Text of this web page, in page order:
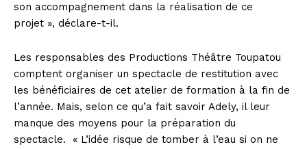
son accompagnement dans la réalisation de ce
projet », déclare-t-il.
Les responsables des Productions Théâtre Toupatou
comptent organiser un spectacle de restitution avec
les bénéficiaires de cet atelier de formation à la fin de
l’année. Mais, selon ce qu’a fait savoir Adely, il leur
manque des moyens pour la préparation du
spectacle.
« L’idée risque de tomber à l’eau si on ne